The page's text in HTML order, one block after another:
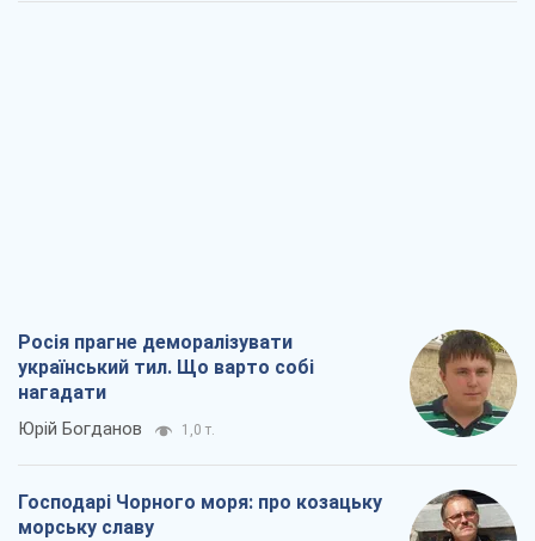
Росія прагне деморалізувати
український тил. Що варто собі
нагадати
Юрій Богданов 1,0 т.
Господарі Чорного моря: про козацьку
морську славу